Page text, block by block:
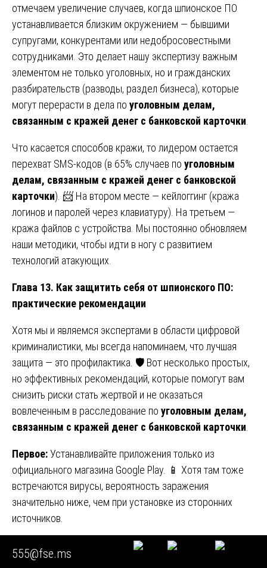
отмечаем увеличение случаев, когда шпионское ПО
устанавливается близким окружением — бывшими
супругами, конкурентами или недобросовестными
сотрудниками. Это делает нашу экспертизу важным
элементом не только уголовных, но и гражданских
разбирательств (разводы, раздел бизнеса), которые
могут перерасти в дела по уголовным делам,
связанным с кражей денег с банковской карточки
Что касается способов кражи, то лидером остается
перехват SMS-кодов (в 65% случаев по уголовным
делам, связанным с кражей денег с банковской
карточки). 📨 На втором месте — кейлоггинг (кража
логинов и паролей через клавиатуру). На третьем —
кража файлов с устройства. Мы постоянно обновляем
наши методики, чтобы идти в ногу с развитием
технологий атакующих.
Глава 13. Как защитить себя от шпионского ПО:
практические рекомендации
Хотя мы и являемся экспертами в области цифровой
криминалистики, мы всегда напоминаем, что лучшая
защита — это профилактика. 🛡️ Вот несколько простых,
но эффективных рекомендаций, которые помогут вам
снизить риски стать жертвой и не оказаться
вовлеченным в расследование по уголовным делам,
связанным с кражей денег с банковской карточки
Первое:Устанавливайте приложения только из
официального магазина Google Play. 📱 Хотя там тоже
встречаются вирусы, вероятность заражения
значительно ниже, чем при установке из сторонних
источников.
Не переходите по ссылкам из подозрительных
SMS и сообщений, даже если они приходят от имени
555@fse.ms